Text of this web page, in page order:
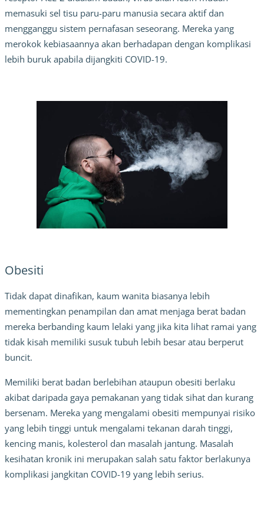
memasuki sel tisu paru-paru manusia secara aktif dan
mengganggu sistem pernafasan seseorang. Mereka yang
merokok kebiasaannya akan berhadapan dengan komplikasi
lebih buruk apabila dijangkiti COVID-19.
Obesiti
Tidak dapat dinafikan, kaum wanita biasanya lebih
mementingkan penampilan dan amat menjaga berat badan
mereka berbanding kaum lelaki yang jika kita lihat ramai yang
tidak kisah memiliki susuk tubuh lebih besar atau berperut
buncit.
Memiliki berat badan berlebihan ataupun obesiti berlaku
akibat daripada gaya pemakanan yang tidak sihat dan kurang
bersenam. Mereka yang mengalami obesiti mempunyai risiko
yang lebih tinggi untuk mengalami tekanan darah tinggi,
kencing manis, kolesterol dan masalah jantung. Masalah
kesihatan kronik ini merupakan salah satu faktor berlakunya
komplikasi jangkitan COVID-19 yang lebih serius.